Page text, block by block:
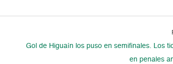
Gol de Higuaín los puso en semifinales. Los
en penales